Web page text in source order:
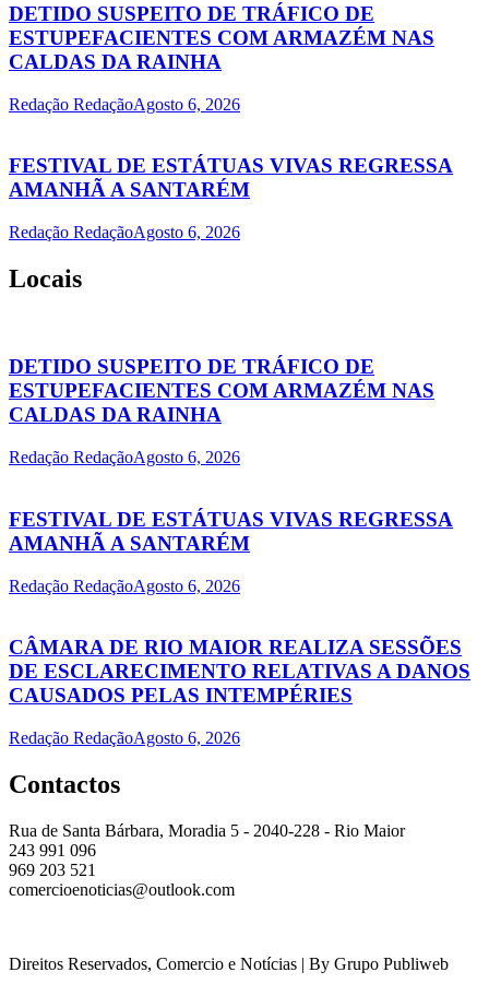
DETIDO SUSPEITO DE TRÁFICO DE
ESTUPEFACIENTES COM ARMAZÉM NAS
CALDAS DA RAINHA
Redação RedaçãoAgosto 6, 2026
FESTIVAL DE ESTÁTUAS VIVAS REGRESSA
AMANHÃ A SANTARÉM
Redação RedaçãoAgosto 6, 2026
Locais
DETIDO SUSPEITO DE TRÁFICO DE
ESTUPEFACIENTES COM ARMAZÉM NAS
CALDAS DA RAINHA
Redação RedaçãoAgosto 6, 2026
FESTIVAL DE ESTÁTUAS VIVAS REGRESSA
AMANHÃ A SANTARÉM
Redação RedaçãoAgosto 6, 2026
CÂMARA DE RIO MAIOR REALIZA SESSÕES
DE ESCLARECIMENTO RELATIVAS A DANOS
CAUSADOS PELAS INTEMPÉRIES
Redação RedaçãoAgosto 6, 2026
Contactos
Rua de Santa Bárbara, Moradia 5 - 2040-228 - Rio Maior
243 991 096
969 203 521
comercioenoticias@outlook.com
Direitos Reservados, Comercio e Notícias | By Grupo Publiweb